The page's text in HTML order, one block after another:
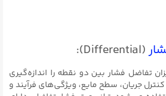
(Differential):
تفاضل فشار بین دو نقطه را اندازه‌گیری
جریان، سطح مایع، ویژگی‌های فرآیند و